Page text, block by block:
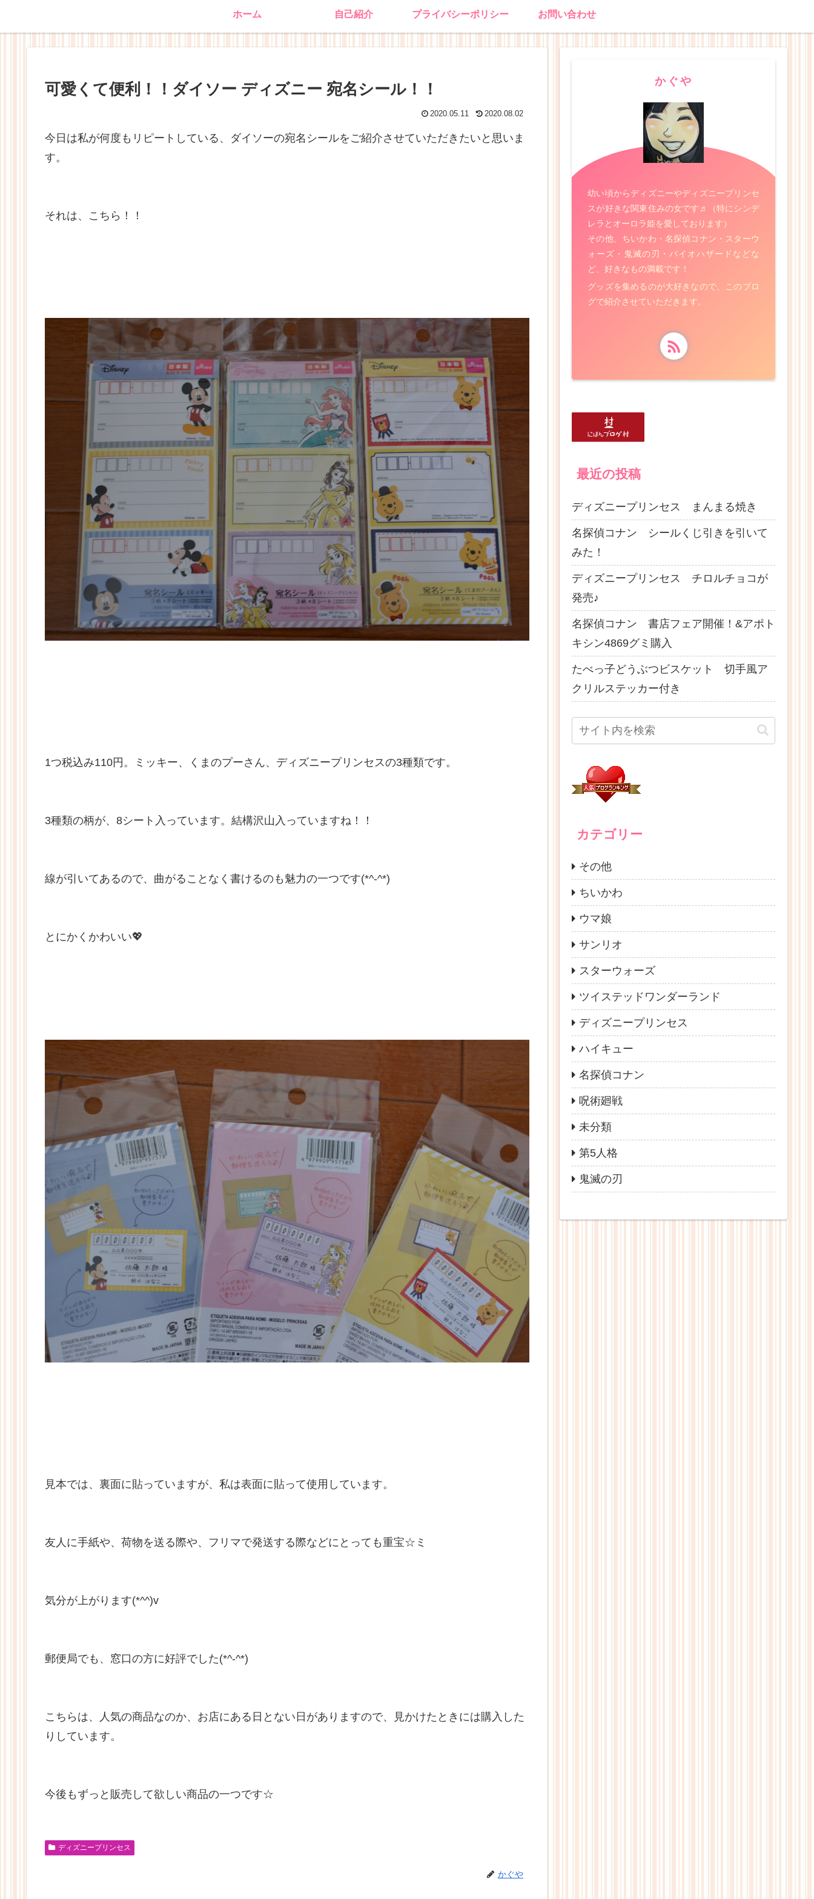
ホーム 自己紹介 プライバシーポリシー お問い合わせ
可愛くて便利！！ダイソー ディズニー 宛名シール！！
2020.05.11 2020.08.02
今日は私が何度もリピートしている、ダイソーの宛名シールをご紹介させていただきたいと思いま
す。
それは、こちら！！
1つ税込み110円。ミッキー、くまのプーさん、ディズニープリンセスの3種類です。
3種類の柄が、8シート入っています。結構沢山入っていますね！！
線が引いてあるので、曲がることなく書けるのも魅力の一つです(*^-^*)
とにかくかわいい💖
見本では、裏面に貼っていますが、私は表面に貼って使用しています。
友人に手紙や、荷物を送る際や、フリマで発送する際などにとっても重宝☆ミ
気分が上がります(*^^)v
郵便局でも、窓口の方に好評でした(*^-^*)
こちらは、人気の商品なのか、お店にある日とない日がありますので、見かけたときには購入した
りしています。
今後もずっと販売して欲しい商品の一つです☆
ディズニープリンセス
かぐや
かぐや
幼い頃からディズニーやディズニープリンセ
スが好きな関東住みの女です♬（特にシンデ
レラとオーロラ姫を愛しております）
その他、ちいかわ・名探偵コナン・スターウ
ォーズ・鬼滅の刃・バイオハザードなどな
ど、好きなもの満載です！
グッズを集めるのが大好きなので、このブロ
グで紹介させていただきます。
最近の投稿
ディズニープリンセス まんまる焼き
名探偵コナン シールくじ引きを引いて
みた！
ディズニープリンセス チロルチョコが
発売♪
名探偵コナン 書店フェア開催！&アポト
キシン4869グミ購入
たべっ子どうぶつビスケット 切手風ア
クリルステッカー付き
カテゴリー
その他
ちいかわ
ウマ娘
サンリオ
スターウォーズ
ツイステッドワンダーランド
ディズニープリンセス
ハイキュー
名探偵コナン
呪術廻戦
未分類
第5人格
鬼滅の刃